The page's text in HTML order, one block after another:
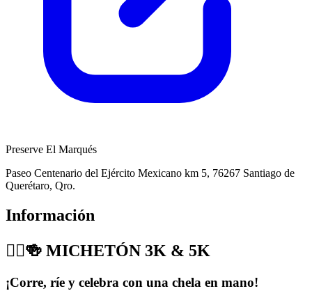
Preserve El Marqués
Paseo Centenario del Ejército Mexicano km 5, 76267 Santiago de
Querétaro, Qro.
Información
🏃‍♂️🍻 MICHETÓN 3K & 5K
¡Corre, ríe y celebra con una chela en mano!